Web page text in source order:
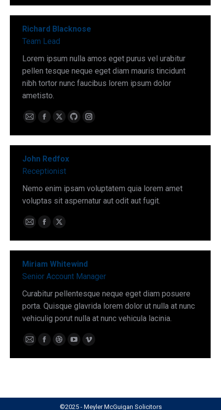
mail
Richard Blacknose
Team Lead
Lorem ipsum nulla amos eget purus vel urabitur
pellen tesque neque eget diam mauris tincidunt
nibh tortor nunc faucibus lorem ipsum dolor
ametisto.
E-
mail
Facebook
X GithubInstagram
John Redfox
Receptionist
Nemo enim ipsam voluptatem quia lorem amet
voluptas sit aspernatur aut odit aut fugit.
E-
mail
Facebook
X
Miriam Whitewind
Senior Account Manager
Curabitur pellentesque neque eget diam posuere
porta. Quisque glavrida lorem dolor ut nulla at nunc
vehiculig porut nulla at nunc vehicula lacinia.
E-
mail
FacebookDribbbleYouTubeVimeo
©2025 - Meyler McGuigan Solicitors